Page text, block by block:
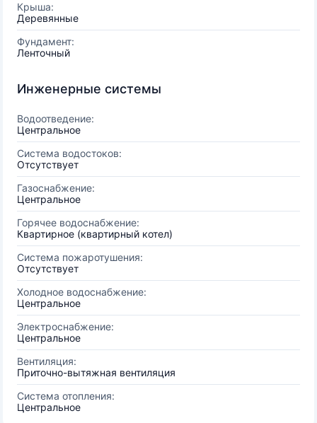
Крыша:
Деревянные
Фундамент:
Ленточный
Инженерные системы
Водоотведение:
Центральное
Система водостоков:
Отсутствует
Газоснабжение:
Центральное
Горячее водоснабжение:
Квартирное (квартирный котел)
Система пожаротушения:
Отсутствует
Холодное водоснабжение:
Центральное
Электроснабжение:
Центральное
Вентиляция:
Приточно-вытяжная вентиляция
Система отопления:
Центральное